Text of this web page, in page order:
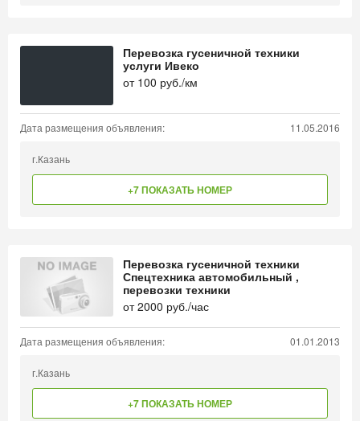
Перевозка гусеничной техники
услуги Ивеко
от 100 руб./км
Дата размещения объявления: 11.05.2016
г.Казань
+7 ПОКАЗАТЬ НОМЕР
Перевозка гусеничной техники
Спецтехника автомобильный ,
перевозки техники
от2000 руб./час
Дата размещения объявления: 01.01.2013
г.Казань
+7 ПОКАЗАТЬ НОМЕР